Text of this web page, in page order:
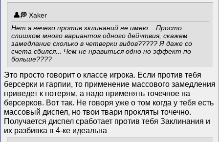
Xaker
Нет я нечего против зклинаний не имею... Просто
слишком много вариантов одного дейчтвия, скажем
замедлание сколько в четверки видов????? Я даже со
счета сбился... Чем не нравиться одно но эффект по
больше????
Это просто говорит о классе игрока. Если против тебя
берсерки и гарпии, то применение массового замедления
приведет к потерям, а надо применять точечное на
берсерков. Вот так. Не говоря уже о том когда у тебя есть
массовый диспел, но твои твари прокляты точечно.
Получается диспел сработает против тебя Заклинания и
их разбивка в 4-ке идеальна